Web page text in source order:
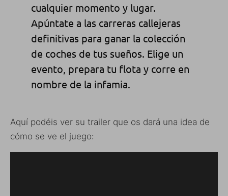
cualquier momento y lugar.
Apúntate a las carreras callejeras
definitivas para ganar la colección
de coches de tus sueños. Elige un
evento, prepara tu flota y corre en
nombre de la infamia.
Aquí podéis ver su trailer que os dará una idea de
cómo se ve el juego: